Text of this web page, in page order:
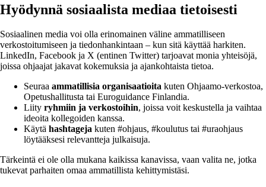
Hyödynnä sosiaalista mediaa tietoisesti
Sosiaalinen media voi olla erinomainen väline ammatilliseen
verkostoitumiseen ja tiedonhankintaan – kun sitä käyttää harkiten.
LinkedIn, Facebook ja X (entinen Twitter) tarjoavat monia yhteisöjä,
joissa ohjaajat jakavat kokemuksia ja ajankohtaista tietoa.
Seuraa ammatillisia organisaatioita kuten Ohjaamo-verkostoa,
Opetushallitusta tai Euroguidance Finlandia.
Liity ryhmiin ja verkostoihin, joissa voit keskustella ja vaihtaa
ideoita kollegoiden kanssa.
Käytä hashtageja kuten #ohjaus, #koulutus tai #uraohjaus
löytääksesi relevantteja julkaisuja.
Tärkeintä ei ole olla mukana kaikissa kanavissa, vaan valita ne, jotka
tukevat parhaiten omaa ammatillista kehittymistäsi.